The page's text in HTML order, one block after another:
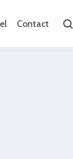
Contact